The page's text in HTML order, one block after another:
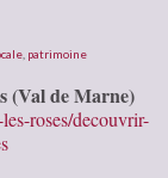
patrimoine
(Val de Marne)
roses/decouvrir-